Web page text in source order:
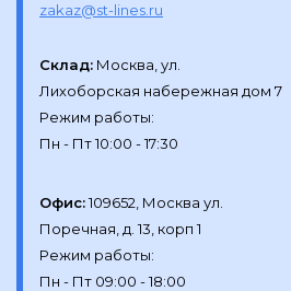
zakaz@st-lines.ru
Склад: Москва, ул.
Лихоборская набережная дом 7
Режим работы:
Офис:109652, Москва ул.
Поречная, д. 13, корп 1
Режим работы: